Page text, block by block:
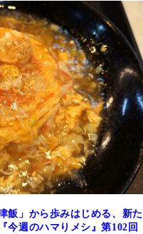
飯」から歩みはじめる、新た
今週のハマりメシ』第102回